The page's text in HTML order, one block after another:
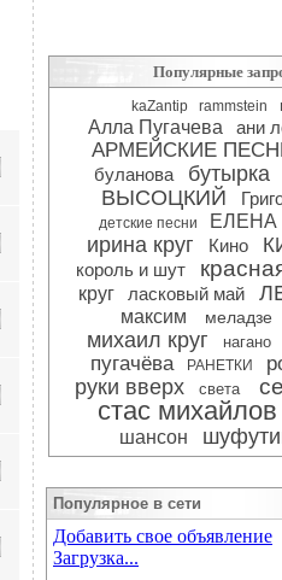
Популярные
kaZantip rammstein
Алла Пугачева ани
АРМЕЙСКИЕ
буланова
бутырка
ВЫСОЦКИЙ
детские песни ЕЛЕНА
ирина круг Кино
король и шут
круг ласковый май
максим
меладзе
михаил круг нагано
пугачёва
РАНЕТКИ
руки вверх света
стас михайлов
шансон
Популярное в сети